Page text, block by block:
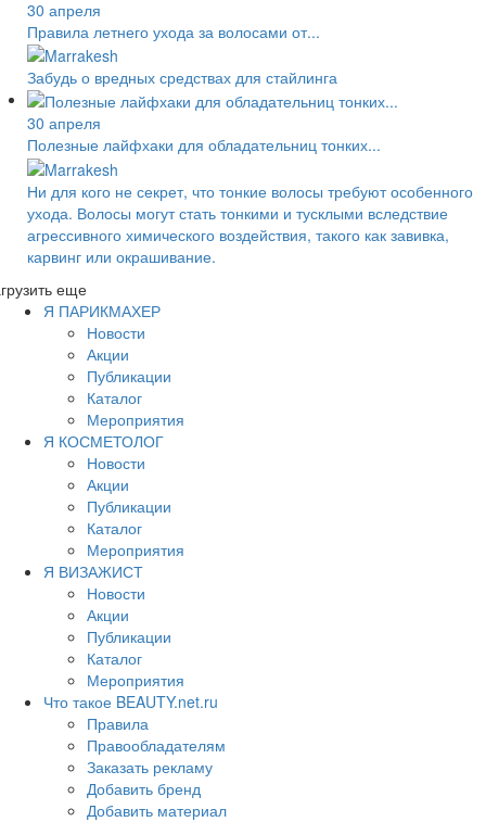
30 апреля
Правила летнего ухода за волосами от...
Забудь о вредных средствах для стайлинга
30 апреля
Полезные лайфхаки для обладательниц тонких...
Ни для кого не секрет, что тонкие волосы требуют особенного
ухода. Волосы могут стать тонкими и тусклыми вследствие
агрессивного химического воздействия, такого как завивка,
карвинг или окрашивание.
еще
Я ПАРИКМАХЕР
Новости
Акции
Публикации
Каталог
Мероприятия
Я КОСМЕТОЛОГ
Новости
Акции
Публикации
Каталог
Мероприятия
Я ВИЗАЖИСТ
Новости
Акции
Публикации
Каталог
Мероприятия
Что такое BEAUTY.net.ru
Правила
Правообладателям
Заказать рекламу
Добавить бренд
Добавить материал